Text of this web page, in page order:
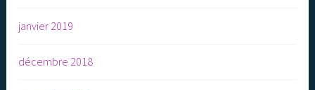
janvier 2019
décembre 2018